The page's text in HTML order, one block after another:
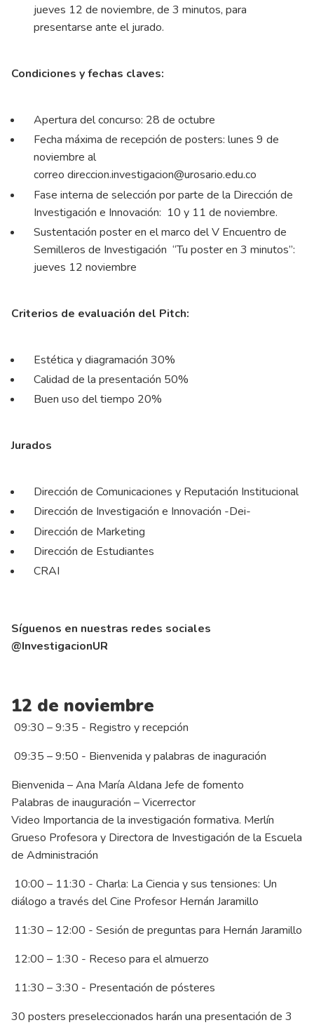
jueves 12 de noviembre, de 3 minutos, para
presentarse ante el jurado.
Condiciones y fechas claves:
Apertura del concurso: 28 de octubre
Fecha máxima de recepción de posters: lunes 9 de
noviembre al
correo direccion.investigacion@urosario.edu.co
Fase interna de selección por parte de la Dirección de
Investigación e Innovación: 10 y 11 de noviembre.
Sustentación poster en el marco del V Encuentro de
Semilleros de Investigación “Tu poster en 3 minutos”:
jueves 12 noviembre
Criterios de evaluación del Pitch:
Estética y diagramación 30%
Calidad de la presentación 50%
Buen uso del tiempo 20%
Jurados
Dirección de Comunicaciones y Reputación Institucional
Dirección de Investigación e Innovación -Dei-
Dirección de Marketing
Dirección de Estudiantes
CRAI
Síguenos en nuestras redes sociales
@InvestigacionUR
12 de noviembre
09:30 – 9:35 - Registro y recepción
09:35 – 9:50 - Bienvenida y palabras de inaguración
Bienvenida – Ana María Aldana Jefe de fomento
Palabras de inauguración – Vicerrector
Video Importancia de la investigación formativa. Merlín
Grueso Profesora y Directora de Investigación de la Escuela
de Administración
10:00 – 11:30 - Charla: La Ciencia y sus tensiones: Un
diálogo a través del Cine Profesor Hernán Jaramillo
11:30 – 12:00 - Sesión de preguntas para Hernán Jaramillo
12:00 – 1:30 - Receso para el almuerzo
11:30 – 3:30 - Presentación de pósteres
30 posters preseleccionados harán una presentación de 3